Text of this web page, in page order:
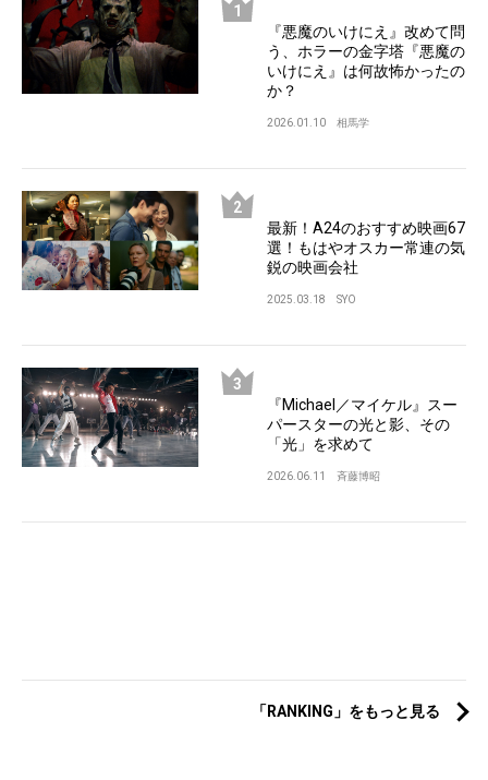
『悪魔のいけにえ』改めて問
う、ホラーの金字塔『悪魔の
いけにえ』は何故怖かったの
か？
2026.01.10 相馬学
最新！A24のおすすめ映画67
選！もはやオスカー常連の気
鋭の映画会社
2025.03.18 SYO
『Michael／マイケル』スー
パースターの光と影、その
「光」を求めて
2026.06.11 斉藤博昭
「RANKING」をもっと見る